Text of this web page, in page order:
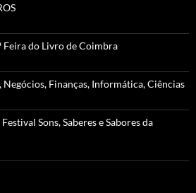
Feira do Livro de Coimbra
Finanças, Informática, Ciências
Sons, Saberes e Sabores da